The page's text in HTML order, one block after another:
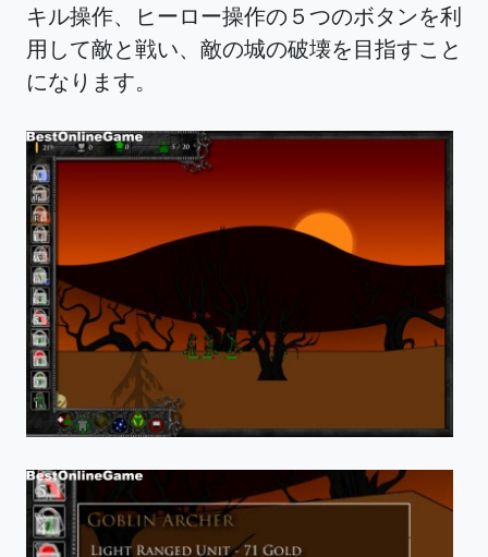
キル操作、ヒーロー操作の５つのボタンを利
用して敵と戦い、敵の城の破壊を目指すこと
になります。